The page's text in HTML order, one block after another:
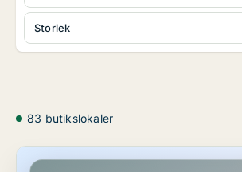
Storlek
83 butikslokaler
Butikslokal i Hyllie